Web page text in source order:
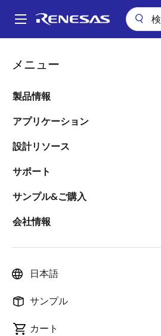
ン
Main
メニュー
製品情報
アプリケーション
設計リソース
サポート
サンプル&ご購入
会社情報
日本語
サンプル
カート
パ
ン
く
ず
AI機能付きビデオ会議カメラ
AI機能付きビデ
ラ
ページセクションへ移動：
概要
要